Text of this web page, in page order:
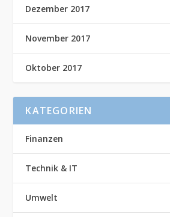
Dezember 2017
November 2017
Oktober 2017
KATEGORIEN
Finanzen
Technik & IT
Umwelt